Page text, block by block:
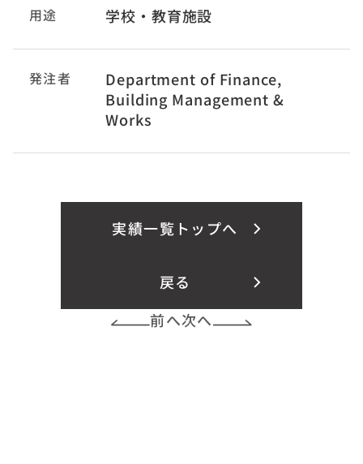
用途 学校・教育施設
発注者
Department of Finance,
Building Management &
Works
実績一覧トップへ
戻る
前へ次へ